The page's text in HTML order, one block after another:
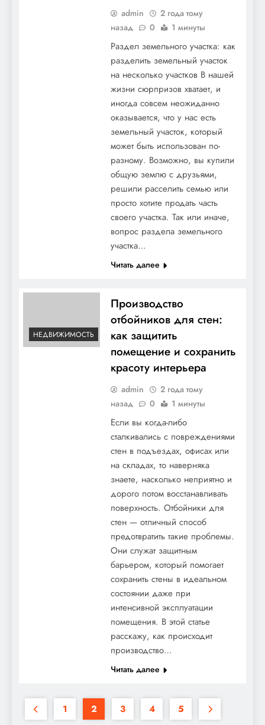
admin
2 года тому
назад
0 1 минуты
Раздел земельного участка: как
разделить земельный участок
на несколько участков В нашей
жизни сюрпризов хватает, и
иногда совсем неожиданно
оказывается, что у нас есть
земельный участок, который
может быть использован по-
разному. Возможно, вы купили
общую землю с друзьями,
решили расселить семью или
просто хотите продать часть
своего участка. Так или иначе,
вопрос раздела земельного
участка…
Читать далее
НЕДВИЖИМОСТЬ
Производство
отбойников для стен:
как защитить
помещение и сохранить
красоту интерьера
admin
2 года тому
назад
0 1 минуты
Если вы когда-либо
сталкивались с повреждениями
стен в подъездах, офисах или
на складах, то наверняка
знаете, насколько неприятно и
дорого потом восстанавливать
поверхность. Отбойники для
стен — отличный способ
предотвратить такие проблемы.
Они служат защитным
барьером, который помогает
сохранить стены в идеальном
состоянии даже при
интенсивной эксплуатации
помещения. В этой статье
расскажу, как происходит
производство…
Читать далее
1 2 3 4 5